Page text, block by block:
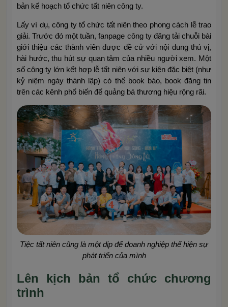
bản kế hoạch tổ chức tất niên công ty.
Lấy ví dụ, công ty tổ chức tất niên theo phong cách lễ trao
giải. Trước đó một tuần, fanpage công ty đăng tải chuỗi bài
giới thiệu các thành viên được đề cử với nội dung thú vị,
hài hước, thu hút sự quan tâm của nhiều người xem. Một
số công ty lớn kết hợp lễ tất niên với sự kiện đặc biệt (như
kỷ niệm ngày thành lập) có thể book báo, book đăng tin
trên các kênh phổ biến để quảng bá thương hiệu rộng rãi.
Tiệc tất niên cũng là một dịp để doanh nghiệp thể hiện sự
phát triển của mình
Lên kịch bản tổ chức chương
trình